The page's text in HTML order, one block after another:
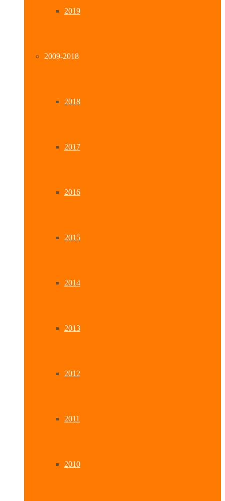
2019
2009-2018
2018
2017
2016
2015
2014
2013
2012
2011
2010